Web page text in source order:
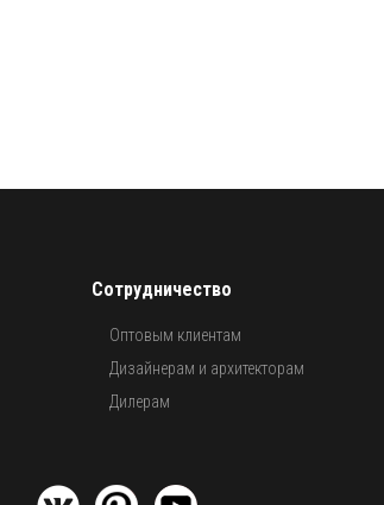
Сотрудничество
Оптовым клиентам
Дизайнерам и архитекторам
Дилерам